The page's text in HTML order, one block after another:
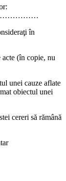
în
acte (în copie, nu
unei cauze aflate
obiectul unei
cereri să rămână